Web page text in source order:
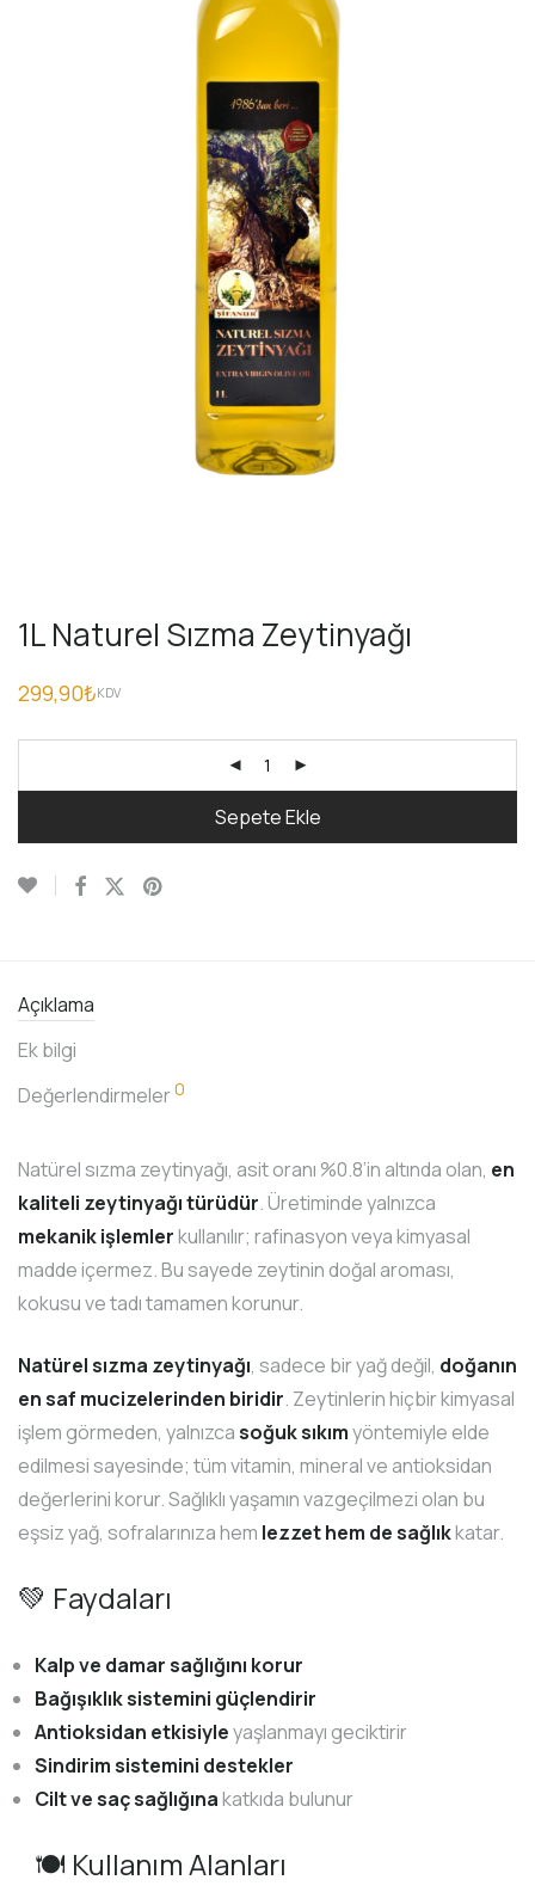
1L Naturel Sızma Zeytinyağı
299,90₺KDV
Sepete Ekle
Açıklama
Ek bilgi
Değerlendirmeler0
Natürel sızma zeytinyağı, asit oranı %0.8’in altında olan, en
kaliteli zeytinyağı türüdür. Üretiminde yalnızca
mekanik işlemlerkullanılır; rafinasyon veya kimyasal
madde içermez. Bu sayede zeytinin doğal aroması,
kokusu ve tadı tamamen korunur.
Natürel sızma zeytinyağı, sadece bir yağ değil, doğanın
en saf mucizelerinden biridir. Zeytinlerin hiçbir kimyasal
işlem görmeden, yalnızcasoğuk sıkımyöntemiyle elde
edilmesi sayesinde; tüm vitamin, mineral ve antioksidan
değerlerini korur. Sağlıklı yaşamın vazgeçilmezi olan bu
eşsiz yağ, sofralarınıza hem lezzet hem de sağlıkkatar.
💚 Faydaları
Kalp ve damar sağlığını korur
Bağışıklık sistemini güçlendirir
Antioksidan etkisiyleyaşlanmayı geciktirir
Sindirim sistemini destekler
Cilt ve saç sağlığınakatkıda bulunur
🍽️ Kullanım Alanları